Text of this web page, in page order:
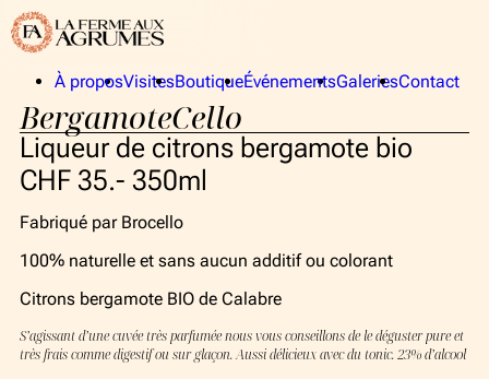
À propos
La Ferme aux Agrumes
La collection
Équipe
VisitesBoutiqueÉvénements
Privés
GaleriesContact
À propos
Équipe
BergamoteCello
Liqueur de citrons bergamote bio
CHF 35.- 350ml
Fabriqué par Brocello
100% naturelle et sans aucun additif ou colorant
Citrons bergamote BIO de Calabre
S’agissant d’une cuvée très parfumée nous vous conseillons de le déguster pure et
très frais comme digestif ou sur glaçon. Aussi délicieux avec du tonic. 23% d’alcool